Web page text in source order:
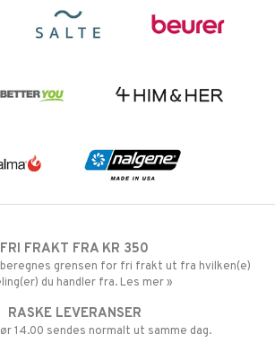
FRI FRAKT FRA KR 350
grensen for fri frakt ut fra hvilken(e)
du handler fra. Les mer »
RASKE LEVERANSER
14.00 sendes normalt ut samme dag.